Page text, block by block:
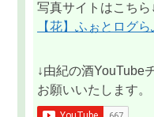
写真サイトはこちら
【花】ふぉとログら
↓由紀の酒YouTube
お願いいたします。